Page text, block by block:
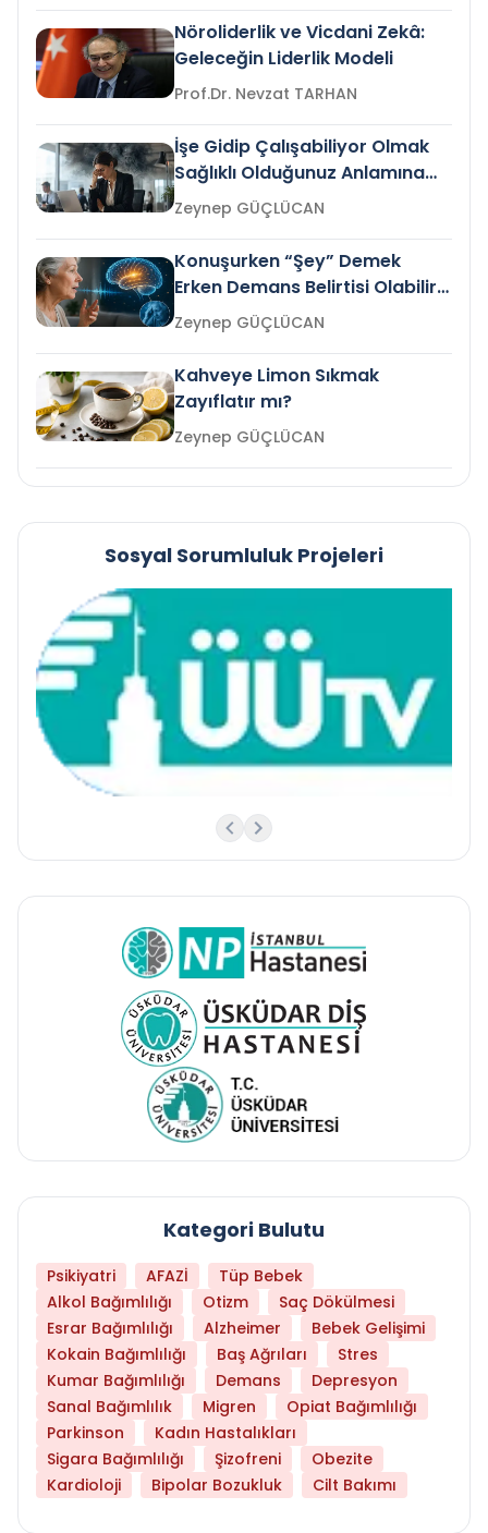
Nöroliderlik ve Vicdani Zekâ:
Geleceğin Liderlik Modeli
Prof.Dr. Nevzat TARHAN
İşe Gidip Çalışabiliyor Olmak
Sağlıklı Olduğunuz Anlamına
Gelir mi?Zeynep GÜÇLÜCAN
Konuşurken “Şey” Demek
Erken Demans Belirtisi Olabilir
mi?
Zeynep GÜÇLÜCAN
Kahveye Limon Sıkmak
Zayıflatır mı?
Zeynep GÜÇLÜCAN
Sosyal Sorumluluk Projeleri
Kategori Bulutu
Psikiyatri AFAZİ
Tüp Bebek
Alkol Bağımlılığı
Otizm
Saç Dökülmesi
Esrar Bağımlılığı
Alzheimer
Bebek Gelişimi
Kokain Bağımlılığı
Baş Ağrıları
Stres
Kumar Bağımlılığı
Demans
Depresyon
Sanal Bağımlılık
Migren
Opiat Bağımlılığı
Parkinson
Kadın Hastalıkları
Sigara Bağımlılığı
Şizofreni
Obezite
Kardioloji
Bipolar Bozukluk Cilt Bakımı